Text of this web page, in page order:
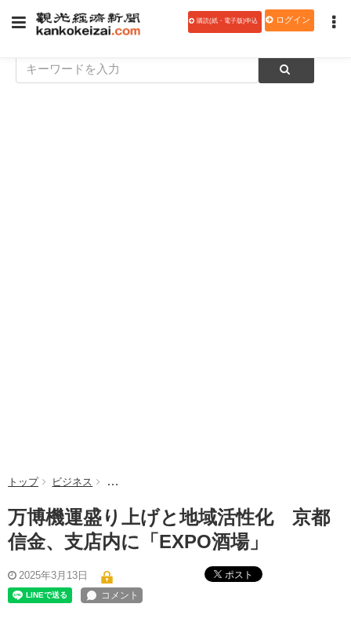
購読(紙・電子版)申込 ログイン
トップ ビジネス 万博機運盛り上げと地域活性化 京都信金、支店内
万博機運盛り上げと地域活性化 京都
信金、支店内に「EXPO酒場」
2025年3月13日 ポスト